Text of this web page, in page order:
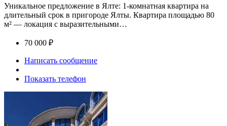
Уникальное предложение в Ялте: 1-комнатная квартира на
длительный срок в пригороде Ялты. Квартира площадью 80
м² — локация с выразительными…
70 000 ₽
Написать сообщение
Показать телефон